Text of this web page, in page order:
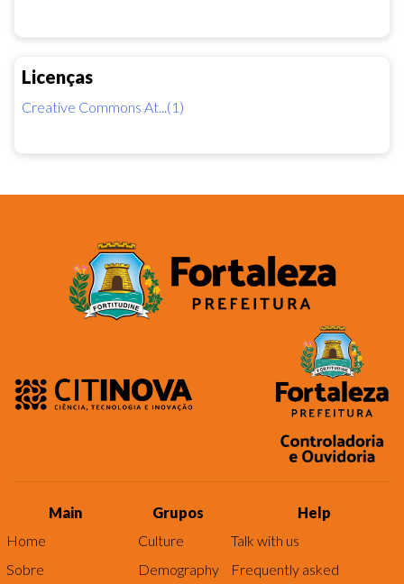
Licenças
Creative Commons At...(1)
Main
Home
Sobre
Grupos
Culture
Demography
Help
Talk with us
Frequently asked